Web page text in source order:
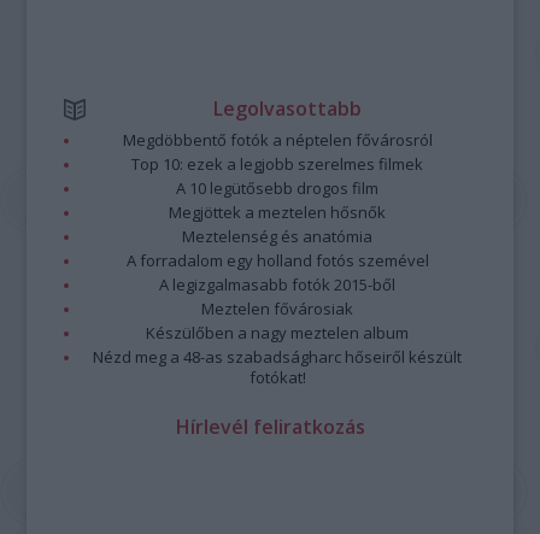
Legolvasottabb
Megdöbbentő fotók a néptelen fővárosról
Top 10: ezek a legjobb szerelmes filmek
A 10 legütősebb drogos film
Megjöttek a meztelen hősnők
Meztelenség és anatómia
A forradalom egy holland fotós szemével
A legizgalmasabb fotók 2015-ből
Meztelen fővárosiak
Készülőben a nagy meztelen album
Nézd meg a 48-as szabadságharc hőseiről készült
fotókat!
Hírlevél feliratkozás